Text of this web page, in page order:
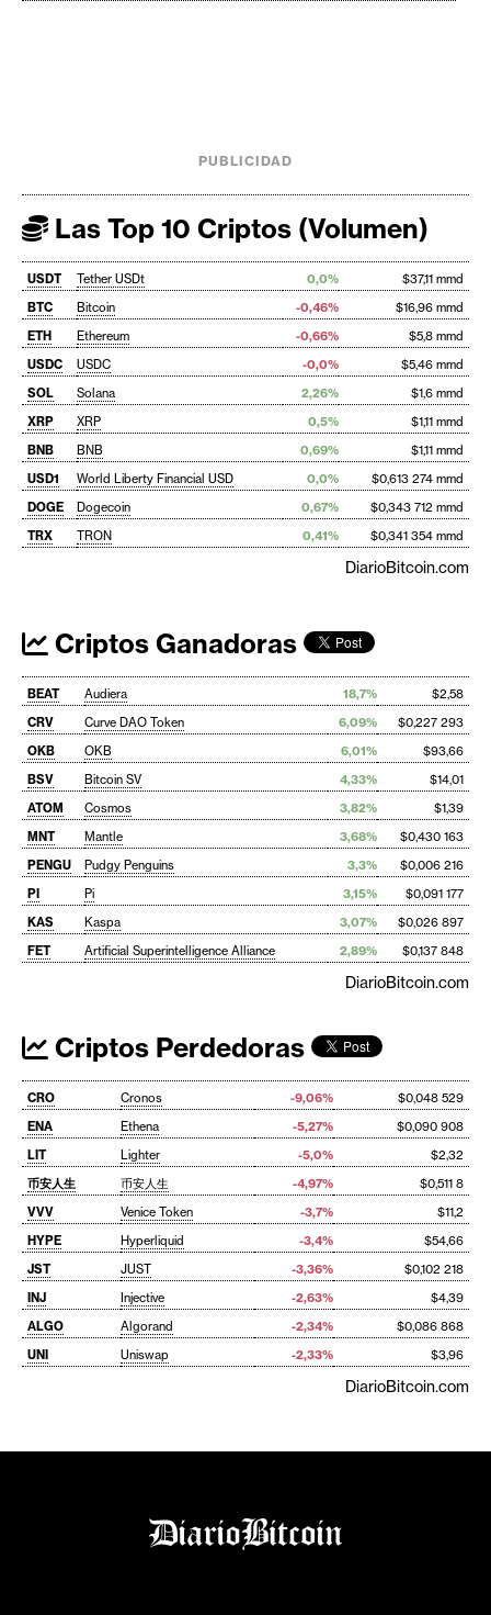
PUBLICIDAD
Las Top 10 Criptos (Volumen)
USDT Tether USDt 0,0%
$37,11 mmd
BTC
Bitcoin -0,46%
$16,96 mmd
ETH
Ethereum -0,66%
$5,8 mmd
USDC
USDC -0,0%
$5,46 mmd
SOL
Solana 2,26%
$1,6 mmd
XRP
XRP 0,5%
$1,11 mmd
BNB
BNB 0,69%
$1,11 mmd
USD1
World Liberty Financial USD 0,0%
$0,613 274 mmd
DOGE
Dogecoin 0,67%
$0,343 712 mmd
TRX
TRON 0,41% $0,341 354 mmd
DiarioBitcoin.com
Criptos Ganadoras
BEAT Audiera 18,7%
$2,58
CRV
Curve DAO Token 6,09%
$0,227 293
OKB
OKB 6,01%
$93,66
BSV
Bitcoin SV 4,33%
$14,01
ATOM
Cosmos 3,82%
$1,39
MNT
Mantle 3,68%
$0,430 163
PENGU
Pudgy Penguins 3,3%
$0,006 216
PI
Pi 3,15%
$0,091 177
KAS
Kaspa 3,07%
$0,026 897
FET
Artificial Superintelligence Alliance 2,89% $0,137 848
DiarioBitcoin.com
Criptos Perdedoras
CRO Cronos -9,06%
$0,048 529
ENA
Ethena -5,27%
$0,090 908
LIT
Lighter -5,0%
$2,32
币安人生
币安人生 -4,97%
$0,511 8
VVV
Venice Token -3,7%
$11,2
HYPE
Hyperliquid -3,4%
$54,66
JST
JUST -3,36%
$0,102 218
INJ
Injective -2,63%
$4,39
ALGO
Algorand -2,34%
$0,086 868
UNI
Uniswap -2,33% $3,96
DiarioBitcoin.com